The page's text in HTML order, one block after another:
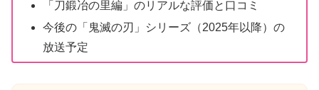
「刀鍛冶の里編」のリアルな評価と口コミ
今後の「鬼滅の刃」シリーズ（2025年以降）の
放送予定